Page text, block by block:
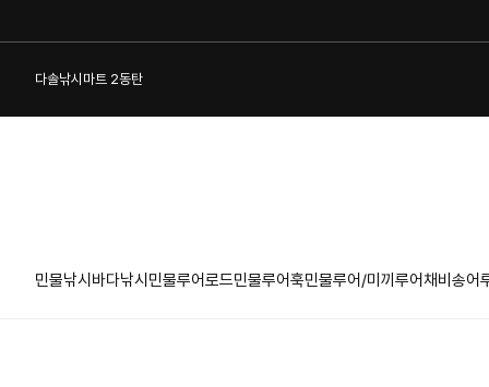
다솔낚시마트 2동탄
민물낚시 바다낚시 민물루어로드민물루어훅민물루어/미끼 루어채비 송어